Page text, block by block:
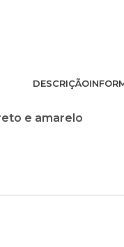
DESCRIÇÃO
e amarelo